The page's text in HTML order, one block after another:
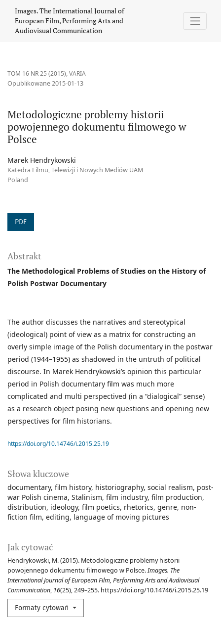
Images. The International Journal of
European Film, Performing Arts and
Audiovisual Communication
TOM 16 NR 25 (2015),VARIA
Metodologiczne problemy historii
powojennego dokumentu filmowego w
Polsce
Opublikowane 2015-01-13
Marek Hendrykowski
Katedra Filmu, Telewizji i Nowych Mediów UAM
Poland
PDF
Słowa kluczowe
documentary film history historiography social realism post-
war Polish cinema Stalinism film industry film production
distribution ideology film poetics rhetorics genre non-
fiction film editing language of moving pictures
Jak cytować
Hendrykowski, M. (2015). Metodologiczne problemy historii
powojennego dokumentu filmowego w Polsce.Images. The
International Journal of European Film, Performing Arts and Audiovisual
Communication, 16(25), 249–255. https://doi.org/10.14746/i.2015.25.19
Formaty cytowań
Abstrakt
The Methodological Problems of Studies on the History of
Polish Postwar Documentary
The author discusses the narratives and stereotypical
(ideological) point of view as a matrix for constructing an
overly simple image of the Polish documentary in the postwar
period (1944–1955) as shadowed in the untruth of political
discourse. In Marek Hendrykowski’s opinion this particular
period in Polish documentary film was much more
complicated and multi perspectived (in a “dialogical” sense)
as a research object posing new questions and opening new
perspectives for film historians.
https://doi.org/10.14746/i.2015.25.19